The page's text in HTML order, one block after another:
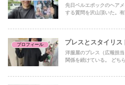
先日ベルエポックのヘア
する質問を沢山頂いた。有
プロフィール プレスとスタイリス
洋服屋のプレス（広報担
関係を続けている。 どち